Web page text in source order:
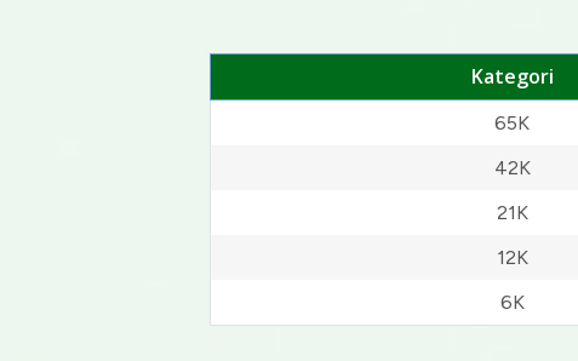
Kategori
65K
42K
21K
12K
6K